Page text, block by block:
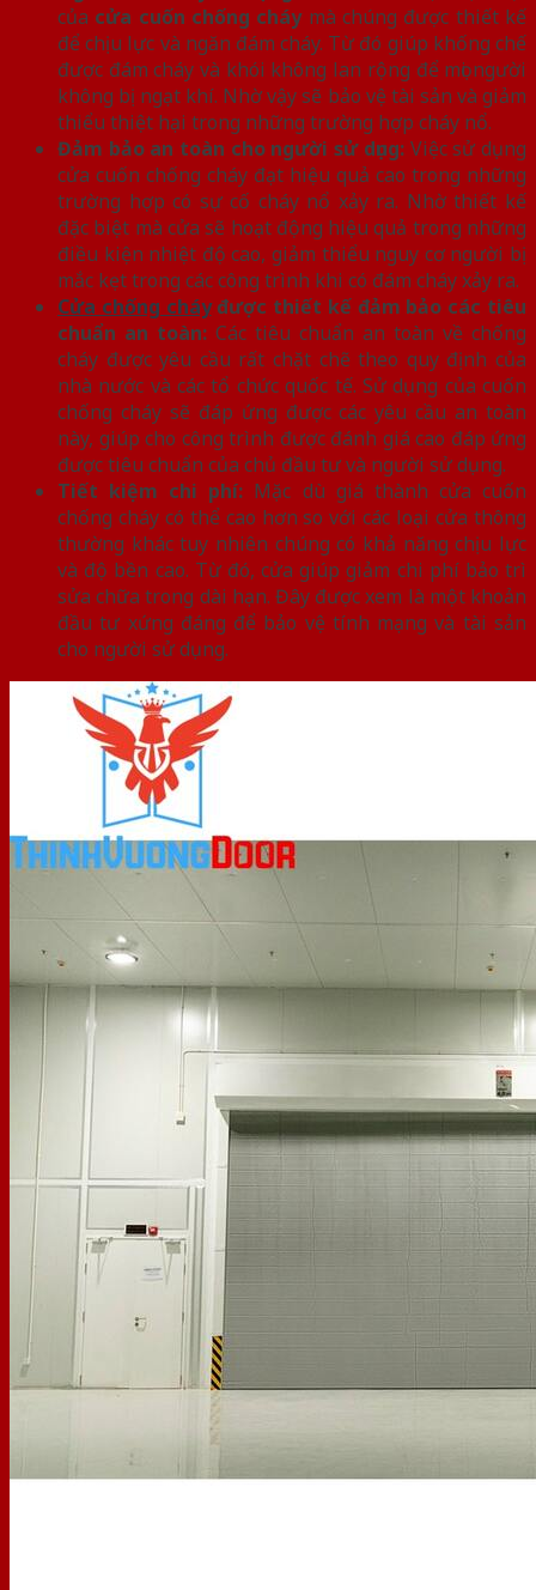
của cửa cuốn chống cháy mà chúng được thiết kế
để chịu lực và ngăn đám cháy. Từ đó giúp khống chế
được đám cháy và khói không lan rộng để mọi người
không bị ngạt khí. Nhờ vậy sẽ bảo vệ tài sản và giảm
thiểu thiệt hại trong những trường hợp cháy nổ.
Đảm bảo an toàn cho người sử dụng:Việc sử dụng
cửa cuốn chống cháy đạt hiệu quả cao trong những
trường hợp có sự cố cháy nổ xảy ra. Nhờ thiết kế
đặc biệt mà cửa sẽ hoạt động hiệu quả trong những
điều kiện nhiệt độ cao, giảm thiểu nguy cơ người bị
mắc kẹt trong các công trình khi có đám cháy xảy ra.
Cửa chống cháyđược thiết kế đảm bảo các tiêu
chuẩn an toàn: Các tiêu chuẩn an toàn về chống
cháy được yêu cầu rất chặt chẽ theo quy định của
nhà nước và các tổ chức quốc tế. Sử dụng của cuốn
chống cháy sẽ đáp ứng được các yêu cầu an toàn
này, giúp cho công trình được đánh giá cao đáp ứng
được tiêu chuẩn của chủ đầu tư và người sử dụng.
Tiết kiệm chi phí: Mặc dù giá thành cửa cuốn
chống cháy có thể cao hơn so với các loại cửa thông
thường khác tuy nhiên chúng có khả năng chịu lực
và độ bền cao. Từ đó, cửa giúp giảm chi phí bảo trì
sửa chữa trong dài hạn. Đây được xem là một khoản
đầu tư xứng đáng để bảo vệ tính mạng và tài sản
cho người sử dụng.